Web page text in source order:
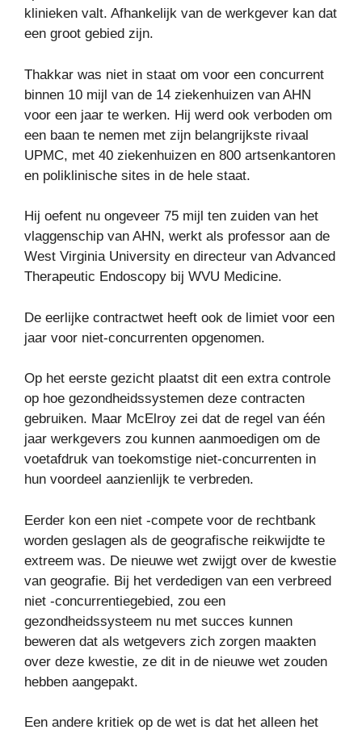
klinieken valt. Afhankelijk van de werkgever kan dat
een groot gebied zijn.
Thakkar was niet in staat om voor een concurrent
binnen 10 mijl van de 14 ziekenhuizen van AHN
voor een jaar te werken. Hij werd ook verboden om
een ​​baan te nemen met zijn belangrijkste rivaal
UPMC, met 40 ziekenhuizen en 800 artsenkantoren
en poliklinische sites in de hele staat.
Hij oefent nu ongeveer 75 mijl ten zuiden van het
vlaggenschip van AHN, werkt als professor aan de
West Virginia University en directeur van Advanced
Therapeutic Endoscopy bij WVU Medicine.
De eerlijke contractwet heeft ook de limiet voor een
jaar voor niet-concurrenten opgenomen.
Op het eerste gezicht plaatst dit een extra controle
op hoe gezondheidssystemen deze contracten
gebruiken. Maar McElroy zei dat de regel van één
jaar werkgevers zou kunnen aanmoedigen om de
voetafdruk van toekomstige niet-concurrenten in
hun voordeel aanzienlijk te verbreden.
Eerder kon een niet -compete voor de rechtbank
worden geslagen als de geografische reikwijdte te
extreem was. De nieuwe wet zwijgt over de kwestie
van geografie. Bij het verdedigen van een verbreed
niet -concurrentiegebied, zou een
gezondheidssysteem nu met succes kunnen
beweren dat als wetgevers zich zorgen maakten
over deze kwestie, ze dit in de nieuwe wet zouden
hebben aangepakt.
Een andere kritiek op de wet is dat het alleen het